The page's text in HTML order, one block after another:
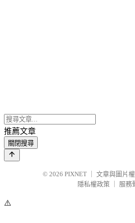
推薦文章
關閉搜尋
© 2026 PIXNET
文章與圖片
隱私權政策
服務
⚠️